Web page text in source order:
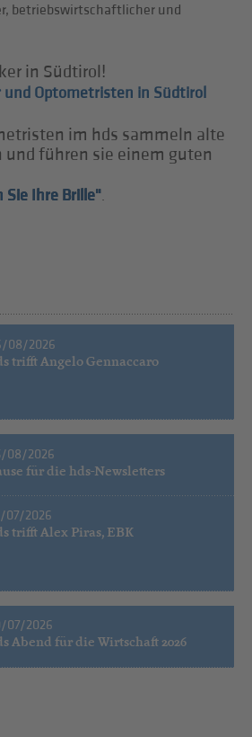
betriebswirtschaftlicher und
in Südtirol!
und Optometristen in Südtirol
im hds sammeln alte
und führen sie einem guten
Sie Ihre Brille".
08/2026
trifft Angelo Gennaccaro
08/2026
für die hds-Newsletters
07/2026
trifft Alex Piras, EBK
07/2026
Abend für die Wirtschaft 2026